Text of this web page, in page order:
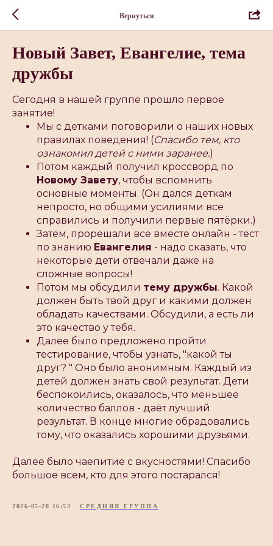
Вернуться
Новый Завет, Евангелие, тема
дружбы
Сегодня в нашей группе прошло первое
занятие!
Мы с детками поговорили о наших новых
правилах поведения! (Спасибо тем, кто
ознакомил детей с ними заранее.)
Потом каждый получил кроссворд по
Новому Завету, чтобы вспомнить
основные моменты. (Он дался деткам
непросто, но общими усилиями все
справились и получили первые пятëрки.)
Затем, прорешали все вместе онлайн - тест
по знанию Евангелия - надо сказать, что
некоторые дети отвечали даже на
сложные вопросы!
Потом мы обсудили тему дружбы. Какой
должен быть твой друг и какими должен
обладать качествами. Обсудили, а есть ли
это качество у тебя.
Далее было предложено пройти
тестирование, чтобы узнать, "какой ты
друг? " Оно было анонимным. Каждый из
детей должен знать свой результат. Дети
беспокоились, оказалось, что меньшее
количество баллов - даëт лучший
результат. В конце многие обрадовались
тому, что оказались хорошими друзьями.
Далее было чаепитие с вкусностями! Спасибо
большое всем, кто для этого постарался!
2026-05-28 16:53 СРЕДНЯЯ ГРУППА